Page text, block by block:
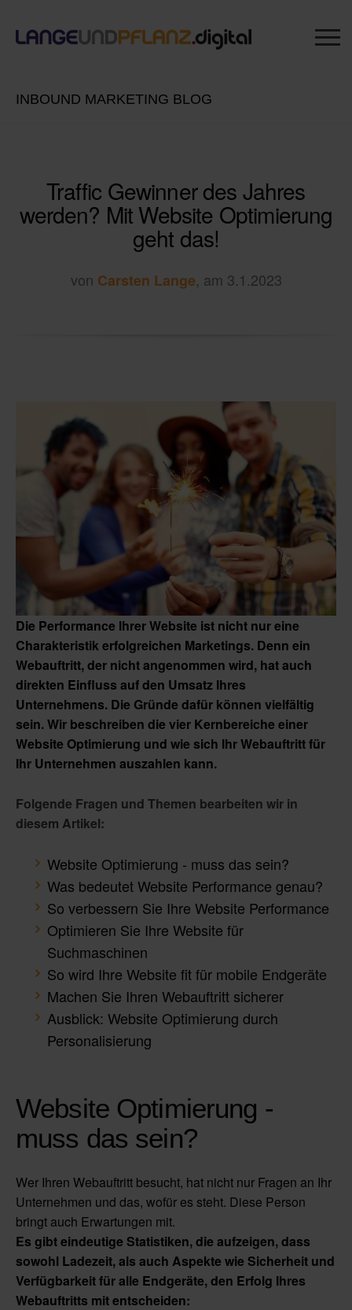
INBOUND MARKETING BLOG
Traffic Gewinner des Jahres
werden? Mit Website Optimierung
geht das!
von Carsten Lange, am 3.1.2023
Die Performance Ihrer Website ist nicht nur eine
Charakteristik erfolgreichen Marketings. Denn ein
Webauftritt, der nicht angenommen wird, hat auch
direkten Einfluss auf den Umsatz Ihres
Unternehmens. Die Gründe dafür können vielfältig
sein. Wir beschreiben die vier Kernbereiche einer
Website Optimierung und wie sich Ihr Webauftritt für
Ihr Unternehmen auszahlen kann.
Folgende Fragen und Themen bearbeiten wir in
diesem Artikel:
Website Optimierung - muss das sein?
Was bedeutet Website Performance genau?
So verbessern Sie Ihre Website Performance
Optimieren Sie Ihre Website für
Suchmaschinen
So wird Ihre Website fit für mobile Endgeräte
Machen Sie Ihren Webauftritt sicherer
Ausblick: Website Optimierung durch
Personalisierung
Website Optimierung -
muss das sein?
Wer Ihren Webauftritt besucht, hat nicht nur Fragen an Ihr
Unternehmen und das, wofür es steht. Diese Person
bringt auch Erwartungen mit.
Es gibt eindeutige Statistiken, die aufzeigen, dass
sowohl Ladezeit, als auch Aspekte wie Sicherheit und
Verfügbarkeit für alle Endgeräte, den Erfolg Ihres
Webauftritts mit entscheiden: